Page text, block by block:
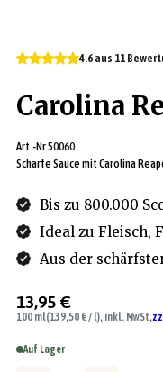
4.6 aus 11
Carolina
Art.-Nr.50060
Scharfe Sauce mit Carolina
Bis zu 800.000
Ideal zu Fleisch,
Aus der
13,95 €
100 ml(139,50 € / l), inkl. MwSt,
Auf Lager